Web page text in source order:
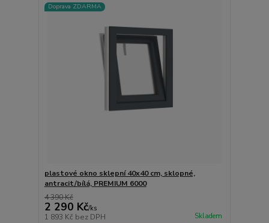
Doprava ZDARMA
plastové okno sklepní 40x40 cm, sklopné,
antracit/bílá, PREMIUM 6000
4 390 Kč
2 290 Kč/ks
1 893 Kč bez DPH Skladem